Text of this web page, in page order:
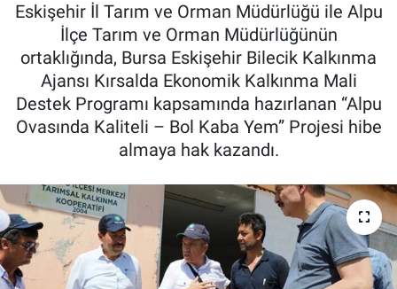
Eskişehir İl Tarım ve Orman Müdürlüğü ile Alpu
İlçe Tarım ve Orman Müdürlüğünün
ortaklığında, Bursa Eskişehir Bilecik Kalkınma
Ajansı Kırsalda Ekonomik Kalkınma Mali
Destek Programı kapsamında hazırlanan “Alpu
Ovasında Kaliteli – Bol Kaba Yem” Projesi hibe
almaya hak kazandı.
TZOB
Tarım Kredi Kooperatifleri
Pankobirlik
Tarım Bilgisi
Yetiştirici Soruyor
Haber Arşivi